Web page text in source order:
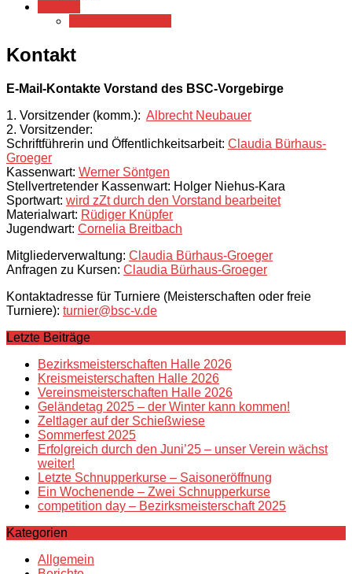
Kontakt
E-Mail-Kontakte Vorstand des BSC-Vorgebirge
1. Vorsitzender (komm.): Albrecht Neubauer
2. Vorsitzender:
Schriftführerin und Öffentlichkeitsarbeit: Claudia Bürhaus-
Groeger
Kassenwart: Werner Söntgen
Stellvertretender Kassenwart: Holger Niehus-Kara
Sportwart: wird zZt durch den Vorstand bearbeitet
Materialwart: Rüdiger Knüpfer
Jugendwart: Cornelia Breitbach
Mitgliederverwaltung: Claudia Bürhaus-Groeger
Anfragen zu Kursen: Claudia Bürhaus-Groeger
Kontaktadresse für Turniere (Meisterschaften oder freie
Turniere): turnier@bsc-v.de
Letzte Beiträge
Bezirksmeisterschaften Halle 2026
Kreismeisterschaften Halle 2026
Vereinsmeisterschaften Halle 2026
Geländetag 2025 – der Winter kann kommen!
Zeltlager auf der Schießwiese
Sommerfest 2025
Erfolgreich durch den Juni’25 – unser Verein wächst
weiter!
Letzte Schnupperkurse – Saisoneröffnung
Ein Wochenende – Zwei Schnupperkurse
competition day – Bezirksmeisterschaft 2025
Kategorien
Allgemein